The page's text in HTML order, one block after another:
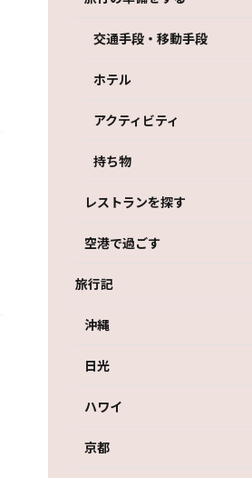
交通手段・移動手段
ホテル
アクティビティ
持ち物
レストランを探す
空港で過ごす
旅行記
沖縄
日光
ハワイ
京都